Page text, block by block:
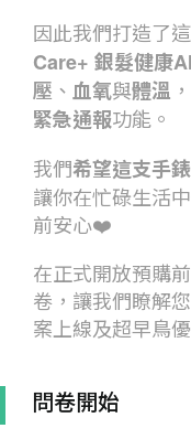
因此我們打造了
Care+ 銀髮健康
壓 、 血氧與體溫
緊急通報功能。
我們希望這支手
讓你在忙碌生活
前安心❤️
在正式開放預購
卷，讓我們瞭解
案上線及超早鳥
問卷開始